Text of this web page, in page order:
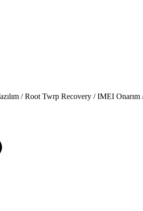
Ücretli İşler / Yazılım / Root Twrp Recovery /